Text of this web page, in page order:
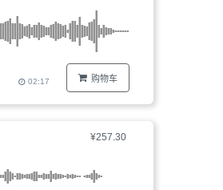
购物车
02:17
¥257.30